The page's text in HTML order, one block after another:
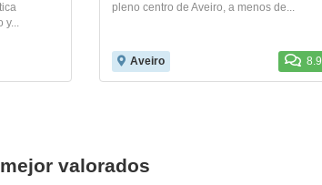
y...
pleno centro de Aveiro, a menos de...
Aveiro 8.9
valorados